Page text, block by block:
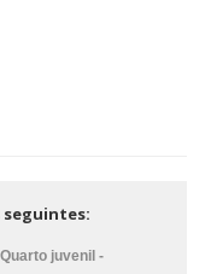
seguintes:
juvenil -